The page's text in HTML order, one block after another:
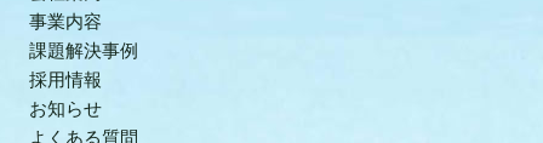
事業内容
課題解決事例
採用情報
お知らせ